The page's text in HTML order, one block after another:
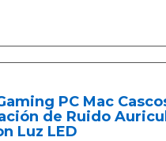
PC Mac
de Ruido
Luz LED